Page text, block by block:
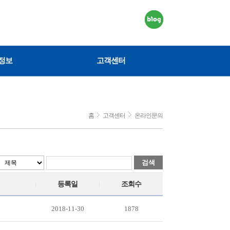
보 고객센터
홈 고객센터 온라인문의
검색
등록일 조회수
2018-11-30 1878